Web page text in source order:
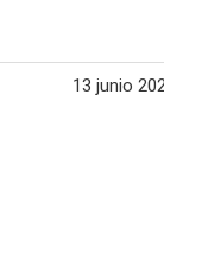
13 junio 2026